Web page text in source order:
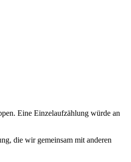
Eine Einzelaufzählung würde an
die wir gemeinsam mit anderen